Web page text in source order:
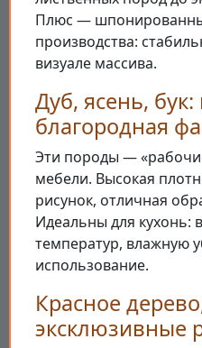
Плюс —
производства:
визуале массива.
Дуб, ясень,
благородная
Эти породы —
мебели. Высокая
рисунок, отличная
Идеальны для
температур, влажную
использование.
Красное
эксклюзивные